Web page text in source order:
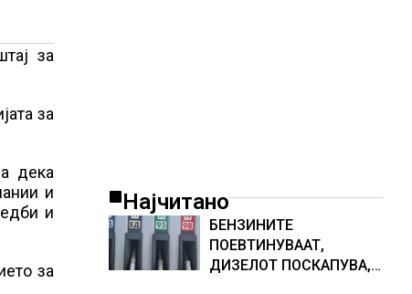
за
за
дека
и
и
за
Најчитано
БЕНЗИНИТЕ
ПОЕВТИНУВААТ,
ДИЗЕЛОТ ПОСКАПУВА,